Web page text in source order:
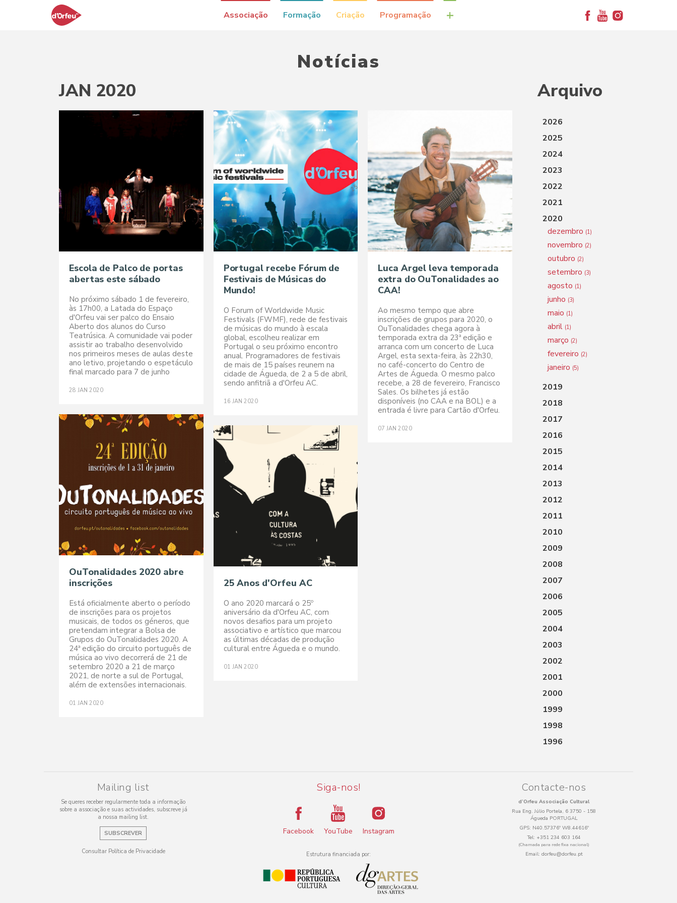
Associação Formação Criação Programação +
Notícias
JAN 2020
Escola de Palco de portas
abertas este sábado
No próximo sábado 1 de fevereiro,
às 17h00, a Latada do Espaço
d'Orfeu vai ser palco do Ensaio
Aberto dos alunos do Curso
Teatrúsica. A comunidade vai poder
assistir ao trabalho desenvolvido
nos primeiros meses de aulas deste
ano letivo, projetando o espetáculo
final marcado para 7 de junho
28 JAN 2020
Portugal recebe Fórum de
Festivais de Músicas do
Mundo!
O Forum of Worldwide Music
Festivals (FWMF), rede de festivais
de músicas do mundo à escala
global, escolheu realizar em
Portugal o seu próximo encontro
anual. Programadores de festivais
de mais de 15 países reunem na
cidade de Águeda, de 2 a 5 de abril,
sendo anfitriã a d'Orfeu AC.
16 JAN 2020
Luca Argel leva temporada
extra do OuTonalidades ao
CAA!
Ao mesmo tempo que abre
inscrições de grupos para 2020, o
OuTonalidades chega agora à
temporada extra da 23ª edição e
arranca com um concerto de Luca
Argel, esta sexta-feira, às 22h30,
no café-concerto do Centro de
Artes de Águeda. O mesmo palco
recebe, a 28 de fevereiro, Francisco
Sales. Os bilhetes já estão
disponíveis (no CAA e na BOL) e a
entrada é livre para Cartão d'Orfeu.
07 JAN 2020
OuTonalidades 2020 abre
inscrições
Está oficialmente aberto o período
de inscrições para os projetos
musicais, de todos os géneros, que
pretendam integrar a Bolsa de
Grupos do OuTonalidades 2020. A
24ª edição do circuito português de
música ao vivo decorrerá de 21 de
setembro 2020 a 21 de março
2021, de norte a sul de Portugal,
além de extensões internacionais.
01 JAN 2020
25 Anos d'Orfeu AC
O ano 2020 marcará o 25º
aniversário da d'Orfeu AC, com
novos desafios para um projeto
associativo e artístico que marcou
as últimas décadas de produção
cultural entre Águeda e o mundo.
01 JAN 2020
Arquivo
2026
2025
2024
2023
2022
2021
2020
dezembro (1)
novembro (2)
outubro (2)
setembro (3)
agosto (1)
junho (3)
maio (1)
abril (1)
março (2)
fevereiro (2)
janeiro (5)
2019
2018
2017
2016
2015
2014
2013
2012
2011
2010
2009
2008
2007
2006
2005
2004
2003
2002
2001
2000
1999
1998
1996
Mailing list
Se queres receber regularmente toda a informação
sobre a associação e suas actividades, subscreve já
a nossa mailing list.
SUBSCREVER
Consultar Política de Privacidade
Siga-nos!
Facebook YouTube Instagram
Estrutura financiada por:
Contacte-nos
d’Orfeu Associação Cultural
Rua Eng. Júlio Portela, 6 3750 - 158
Águeda PORTUGAL
GPS: N40.57376º W8.44616º
Tel: +351 234 603 164
(Chamada para rede fixa nacional)
Email: dorfeu@dorfeu.pt